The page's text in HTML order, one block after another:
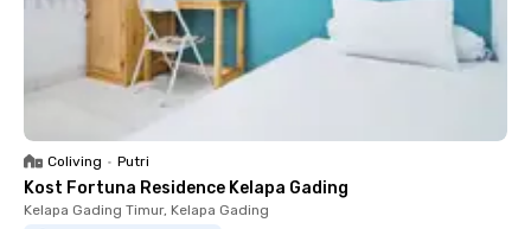
Coliving • Putri
Kost Fortuna Residence Kelapa Gading
Kelapa Gading Timur, Kelapa Gading